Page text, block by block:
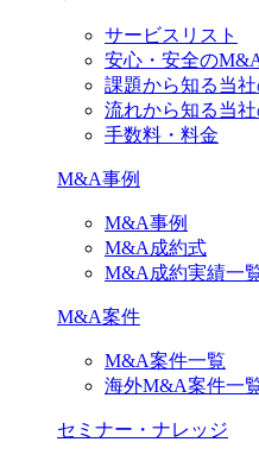
サービスリスト
安心・安全の
課題から知る当
流れから知る当
手数料・料金
M&A事例
M&A事例
M&A成約式
M&A成約実績一
M&A案件
M&A案件一覧
海外M&A案件一
セミナー・ナレッジ